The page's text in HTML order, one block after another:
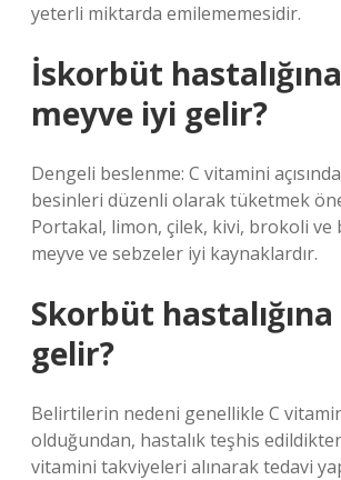
yeterli miktarda emilememesidir.
İskorbüt
meyve iyi gelir?
Dengeli beslenme: C vitamini
besinleri düzenli olarak tüketmek
Portakal, limon, çilek, kivi, brokoli ve
meyve ve sebzeler iyi kaynaklardır.
Skorbüt
gelir?
Belirtilerin nedeni genellikle C
olduğundan, hastalık teşhis
vitamini takviyeleri alınarak tedavi